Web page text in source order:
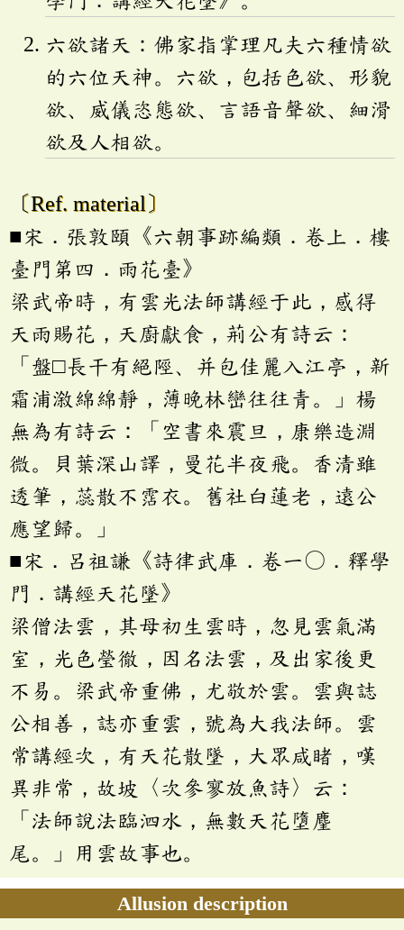
六欲諸天：佛家指掌理凡夫六種情欲
的六位天神。六欲，包括色欲、形貌
欲、威儀恣態欲、言語音聲欲、細滑
欲及人相欲。
〔Ref. material〕
■宋．張敦頤《六朝事跡編類．卷上．樓
臺門第四．雨花臺》
梁武帝時，有雲光法師講經于此，感得
天雨賜花，天廚獻食，荊公有詩云：
「盤□長干有絕陘、并包佳麗入江亭，新
霜浦漵綿綿靜，薄晚林巒往往青。」楊
無為有詩云：「空書來震旦，康樂造淵
微。貝葉深山譯，曼花半夜飛。香清雖
透筆，蕊散不霑衣。舊社白蓮老，遠公
應望歸。」
■宋．呂祖謙《詩律武庫．卷一〇．釋學
門．講經天花墜》
梁僧法雲，其母初生雲時，忽見雲氣滿
室，光色瑩徹，因名法雲，及出家後更
不易。梁武帝重佛，尤敬於雲。雲與誌
公相善，誌亦重雲，號為大我法師。雲
常講經次，有天花散墜，大眾咸睹，嘆
異非常，故坡〈次參寥放魚詩〉云：
「法師說法臨泗水，無數天花墮麈
尾。」用雲故事也。
Allusion description